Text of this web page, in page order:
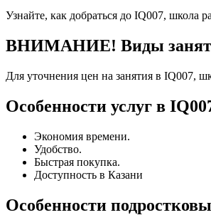
Узнайте, как добраться до IQ007, школа
ВНИМАНИЕ! Виды занятий
Для уточнения цен на занятия в IQ007,
Особенности услуг в
Экономия времени.
Удобство.
Быстрая покупка.
Доступность в Казани
Особенности